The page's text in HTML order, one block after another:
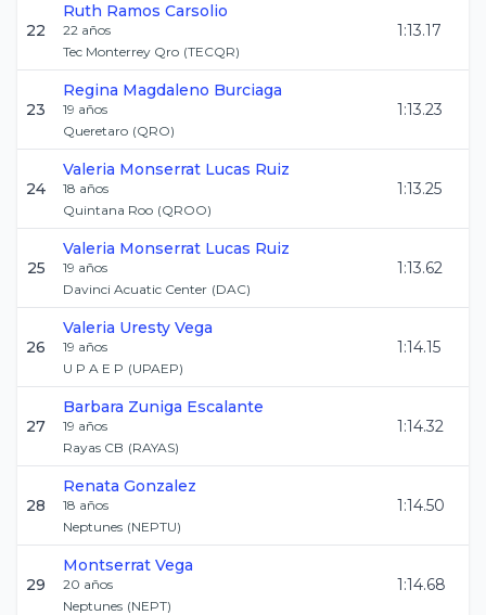
22
Ruth Ramos Carsolio
22 años
Tec Monterrey Qro (TECQR)
1:13.17
23
Regina Magdaleno Burciaga
19 años
Queretaro (QRO)
1:13.23
24
Valeria Monserrat Lucas Ruiz
18 años
Quintana Roo (QROO)
1:13.25
25
Valeria Monserrat Lucas Ruiz
19 años
Davinci Acuatic Center (DAC)
1:13.62
26
Valeria Uresty Vega
19 años
U P A E P (UPAEP)
1:14.15
27
Barbara Zuniga Escalante
19 años
Rayas CB (RAYAS)
1:14.32
28
Renata Gonzalez
18 años
Neptunes (NEPTU)
1:14.50
29
Montserrat Vega
20 años
Neptunes (NEPT)
1:14.68